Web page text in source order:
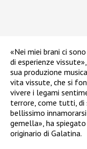
«Nei miei brani ci
di esperienze
sua produzione
vita vissute, che si
vivere i legami
terrore, come tutti, di
bellissimo
gemella», ha
originario di Galatina.